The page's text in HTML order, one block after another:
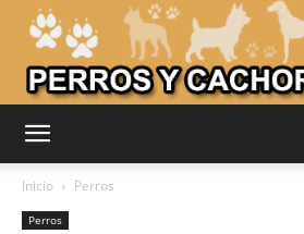
Inicio Perros
Perros